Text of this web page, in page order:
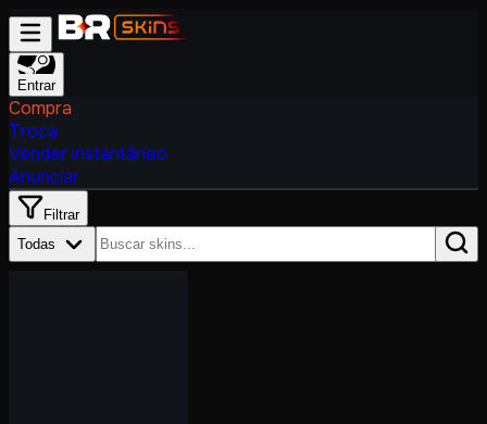
Entrar
Compra
Troca
Vender instantâneo
Anunciar
Filtrar
Todas